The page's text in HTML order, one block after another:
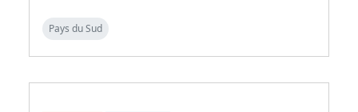
Pays du Sud